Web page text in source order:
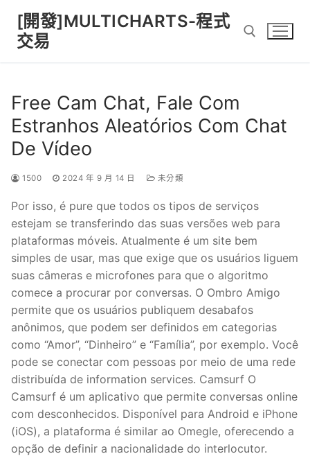
content
[開發]MULTICHARTS-程式
交易
Free Cam Chat, Fale Com
Estranhos Aleatórios Com Chat
De Vídeo
1500 2024 年 9 月 14 日 未分類
Por isso, é pure que todos os tipos de serviços
estejam se transferindo das suas versões web para
plataformas móveis. Atualmente é um site bem
simples de usar, mas que exige que os usuários liguem
suas câmeras e microfones para que o algoritmo
comece a procurar por conversas. O Ombro Amigo
permite que os usuários publiquem desabafos
anônimos, que podem ser definidos em categorias
como “Amor”, “Dinheiro” e “Família”, por exemplo. Você
pode se conectar com pessoas por meio de uma rede
distribuída de information services. Camsurf O
Camsurf é um aplicativo que permite conversas online
com desconhecidos. Disponível para Android e iPhone
(iOS), a plataforma é similar ao Omegle, oferecendo a
opção de definir a nacionalidade do interlocutor.